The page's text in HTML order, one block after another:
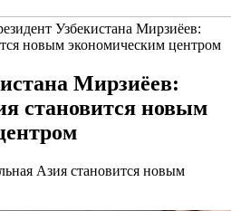
Узбекистана Мирзиёев:
новым экономическим центром
Мирзиёев:
становится новым
Азия становится новым